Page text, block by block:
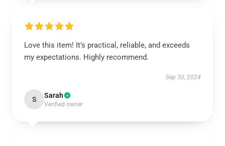
Love this item! It’s practical, reliable, and exceeds
my expectations. Highly recommend.
Sep 30, 2024
S Sarah
Verified owner